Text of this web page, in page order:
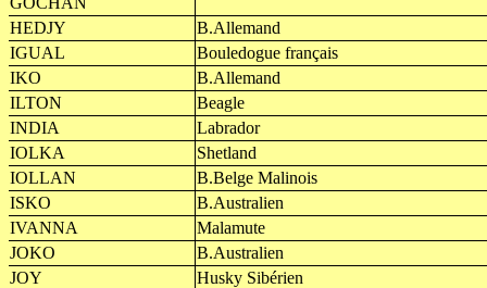
HEDJY
B.Allemand
IGUAL
Bouledogue français
IKO
B.Allemand
ILTON
Beagle
INDIA
Labrador
IOLKA
Shetland
IOLLAN
B.Belge Malinois
ISKO
B.Australien
IVANNA
Malamute
JOKO
B.Australien
JOY
Husky Sibérien